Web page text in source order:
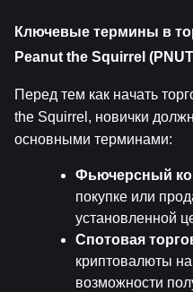
Ключевые термины в
Peanut the Squirrel
Перед тем как начать
the Squirrel, новички
основными терминами:
Фьючерсный
покупке или
установленной
Спотовая
криптовалюты
возможности